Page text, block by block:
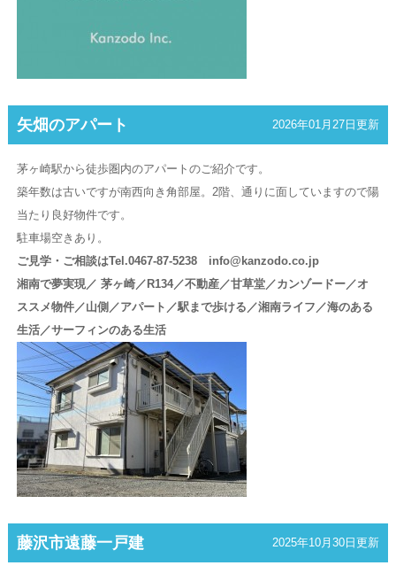
矢畑のアパート 2026年01月27日更新
茅ヶ崎駅から徒歩圏内のアパートのご紹介です。
築年数は古いですが南西向き角部屋。2階、通りに面していますので陽
当たり良好物件です。
駐車場空きあり。
ご見学・ご相談はTel.0467-87-5238 info@kanzodo.co.jp
湘南で夢実現／ 茅ヶ崎／R134／不動産／甘草堂／カンゾードー／オ
ススメ物件／山側／アパート／駅まで歩ける／湘南ライフ／海のある
生活／サーフィンのある生活
藤沢市遠藤一戸建 2025年10月30日更新